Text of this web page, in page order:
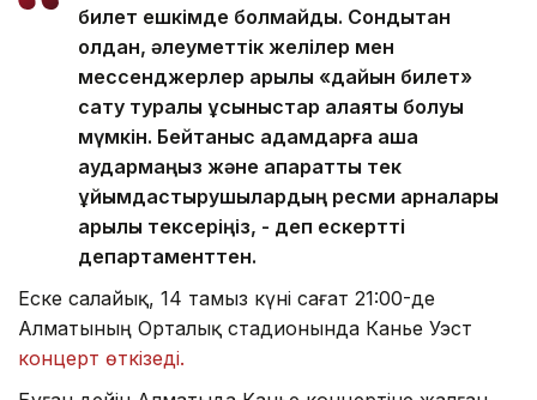
билет ешкімде болмайды. Сондықтан
қолдан, әлеуметтік желілер мен
мессенджерлер арқылы «дайын билет»
сату туралы ұсыныстар алаяқтық болуы
мүмкін. Бейтаныс адамдарға ақша
аудармаңыз және ақпаратты тек
ұйымдастырушылардың ресми арналары
арқылы тексеріңіз, - деп ескертті
департаменттен.
Еске салайық, 14 тамыз күні сағат 21:00-де
Алматының Орталық стадионында Канье Уэст
концерт өткізеді.